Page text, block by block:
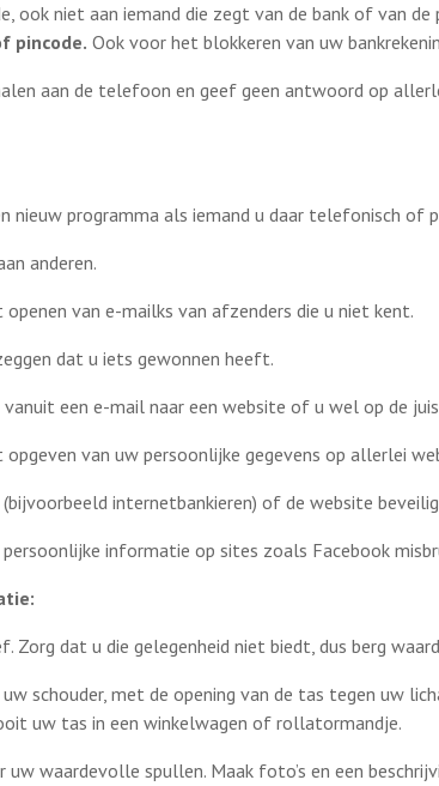
ook niet aan iemand die zegt van de bank of van
pincode. Ook voor het blokkeren van uw
aan de telefoon en geef geen antwoord op
nieuw programma als iemand u daar telefonisch of
anderen.
van e-mailks van afzenders die u niet kent.
dat u iets gewonnen heeft.
een e-mail naar een website of u wel op de
van uw persoonlijke gegevens op allerlei
internetbankieren) of de website
informatie op sites zoals Facebook
Zorg dat u die gelegenheid niet biedt, dus berg
schouder, met de opening van de tas tegen uw
uw tas in een winkelwagen of rollatormandje.
uw waardevolle spullen. Maak foto’s en een